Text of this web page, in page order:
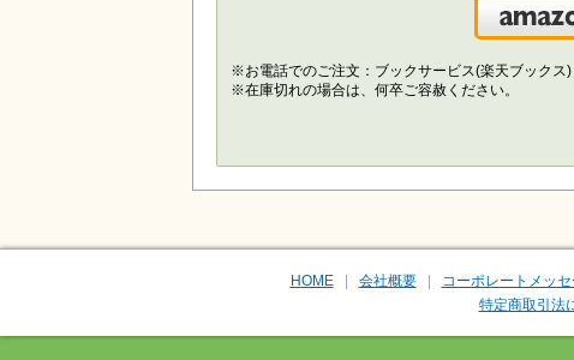
※お電話でのご注文：ブックサービス(楽天ブックス)
※在庫切れの場合は、何卒ご容赦ください。
HOME 会社概要 コーポレートメッセ
特定商取引法